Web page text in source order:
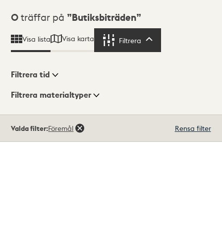
Sökresultat
0 träffar på Butiksbiträden
Visa lista Visa karta Filtrera
Visningsläge
Filtrera tid
Filtrera materialtyper
träffar
Valda filter:Föremål Rensa filter